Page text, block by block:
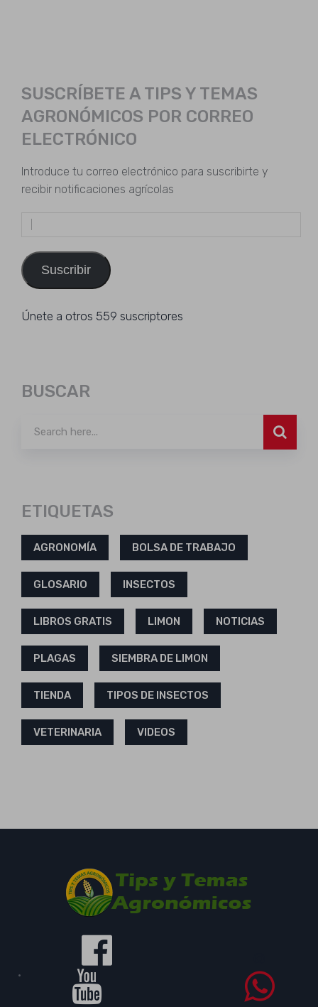
SUSCRÍBETE A TIPS Y TEMAS
AGRONÓMICOS POR CORREO
ELECTRÓNICO
Introduce tu correo electrónico para suscribirte y
recibir notificaciones agrícolas
Dirección
email
Suscribir
Únete a otros 559 suscriptores
BUSCAR
ETIQUETAS
AGRONOMÍA BOLSA DE TRABAJO
GLOSARIO INSECTOS
LIBROS GRATIS LIMON NOTICIAS
PLAGAS SIEMBRA DE LIMON
TIENDA TIPOS DE INSECTOS
VETERINARIA VIDEOS